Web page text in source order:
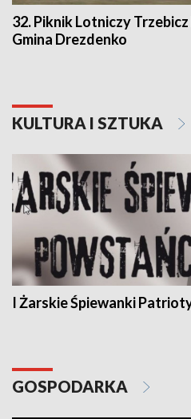
32. Piknik Lotniczy
Gmina Drezdenko
KULTURA I SZTUKA
I Żarskie Śpiewanki
GOSPODARKA